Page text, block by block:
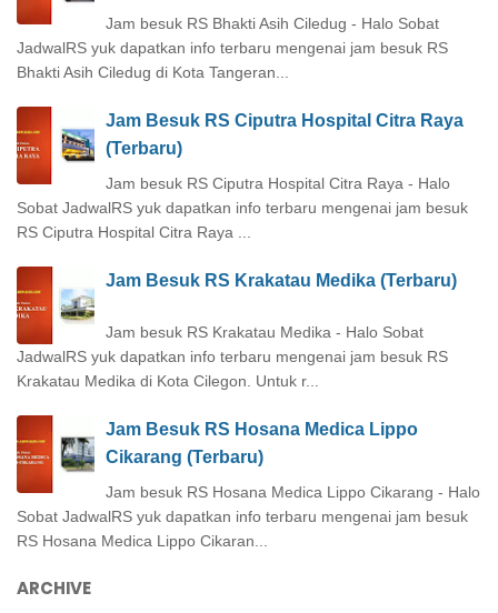
Jam besuk RS Bhakti Asih Ciledug - Halo Sobat
JadwalRS yuk dapatkan info terbaru mengenai jam besuk RS
Bhakti Asih Ciledug di Kota Tangeran...
Jam Besuk RS Ciputra Hospital Citra Raya
(Terbaru)
Jam besuk RS Ciputra Hospital Citra Raya - Halo
Sobat JadwalRS yuk dapatkan info terbaru mengenai jam besuk
RS Ciputra Hospital Citra Raya ...
Jam Besuk RS Krakatau Medika (Terbaru)
Jam besuk RS Krakatau Medika - Halo Sobat
JadwalRS yuk dapatkan info terbaru mengenai jam besuk RS
Krakatau Medika di Kota Cilegon. Untuk r...
Jam Besuk RS Hosana Medica Lippo
Cikarang (Terbaru)
Jam besuk RS Hosana Medica Lippo Cikarang - Halo
Sobat JadwalRS yuk dapatkan info terbaru mengenai jam besuk
RS Hosana Medica Lippo Cikaran...
ARCHIVE